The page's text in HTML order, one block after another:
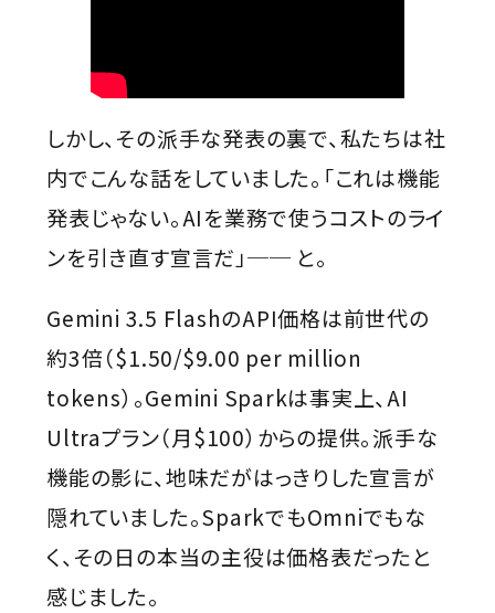
しかし、その派手な発表の裏で、私たちは社
内でこんな話をしていました。「これは機能
発表じゃない。AIを業務で使うコストのライ
ンを引き直す宣言だ」── と。
Gemini 3.5 FlashのAPI価格は前世代の
約3倍（$1.50/$9.00 per million
tokens）。Gemini Sparkは事実上、AI
Ultraプラン（月$100）からの提供。派手な
機能の影に、地味だがはっきりした宣言が
隠れていました。SparkでもOmniでもな
く、その日の本当の主役は価格表だったと
感じました。